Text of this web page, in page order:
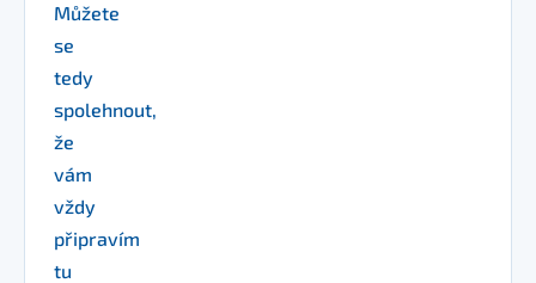
Můžete
se
tedy
spolehnout,
že
vám
vždy
připravím
tu